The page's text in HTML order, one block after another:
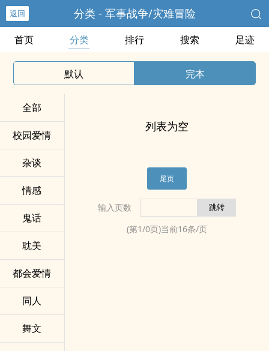
返回 分类 - 军事战争/灾难冒险
首页 分类 排行 搜索 足迹
默认 完本
全部
校园爱情
杂谈
情感
鬼话
耽美
都会爱情
同人
舞文
列表为空
尾页
输入页数
(第1/0页)当前16条/页